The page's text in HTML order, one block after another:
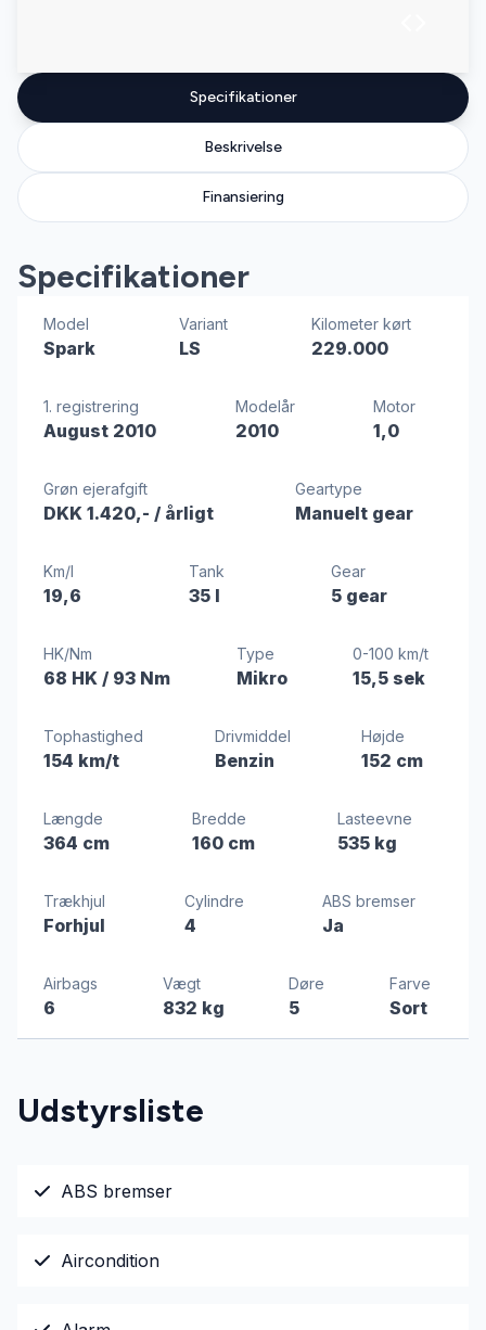
Specifikationer
Beskrivelse
Finansiering
Specifikationer
Model
Spark
Variant
LS
Kilometer kørt
229.000
1. registrering
August 2010
Modelår
2010
Motor
1,0
Grøn ejerafgift
DKK 1.420,- / årligt
Geartype
Manuelt gear
Km/l
19,6
Tank
35 l
Gear
5 gear
HK/Nm
68 HK / 93 Nm
Type
Mikro
0-100 km/t
15,5 sek
Tophastighed
154 km/t
Drivmiddel
Benzin
Højde
152 cm
Længde
364 cm
Bredde
160 cm
Lasteevne
535 kg
Trækhjul
Forhjul
Cylindre
4
ABS bremser
Ja
Airbags
6
Vægt
832 kg
Døre
5
Farve
Sort
Udstyrsliste
ABS bremser
Aircondition